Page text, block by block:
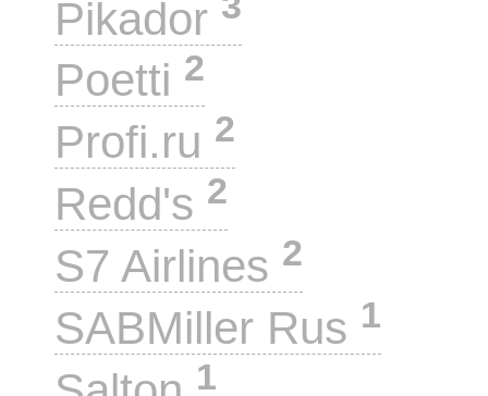
Pikador
Poetti 2
Profi.ru 2
Redd's 2
S7 Airlines 2
SABMiller Rus 1
1